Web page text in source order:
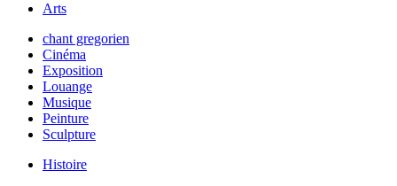
Arts
chant gregorien
Cinéma
Exposition
Louange
Musique
Peinture
Sculpture
Histoire